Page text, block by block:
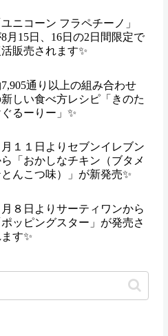
ユニコーン フラペチーノ」
月15日、16日の2日間限定で
販売されます✨
通り以上の組み合わせ
しい食べ方レシピ「きのた
るーりー」✨
月１１日よりセブンイレブン
「おかしなチキン（ブタメ
とんこつ味）」が新発売✨
月８日よりサーティワンから
ポッピングスター」が発売さ
す✨